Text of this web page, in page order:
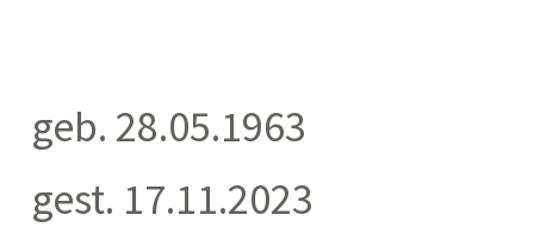
geb. 28.05.1963
gest. 17.11.2023